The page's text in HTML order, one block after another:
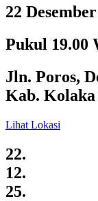
22
Pukul 19.00
Jln. Poros,
Kab. Kolaka
Lihat Lokasi
22.
12.
25.